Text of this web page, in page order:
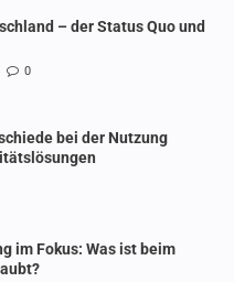
– der Status Quo und
0
bei der Nutzung
im Fokus: Was ist beim